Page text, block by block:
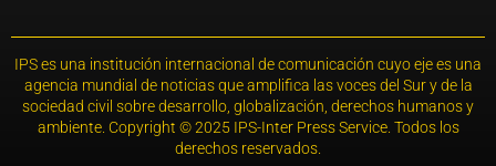
IPS es una institución internacional de comunicación cuyo eje es una
agencia mundial de noticias que amplifica las voces del Sur y de la
sociedad civil sobre desarrollo, globalización, derechos humanos y
ambiente. Copyright © 2025 IPS-Inter Press Service. Todos los
derechos reservados.